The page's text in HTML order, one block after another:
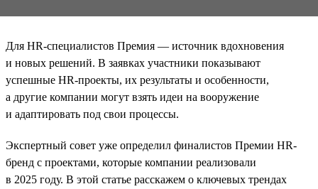
Для HR-специалистов Премия — источник вдохновения
и новых решений. В заявках участники показывают
успешные HR-проекты, их результаты и особенности,
а другие компании могут взять идеи на вооружение
и адаптировать под свои процессы.
Экспертный совет уже определил финалистов Премии HR-
бренд с проектами, которые компании реализовали
в 2025 году. В этой статье расскажем о ключевых трендах